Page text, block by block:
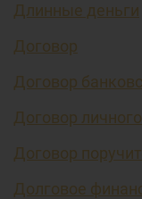
Длинные деньги
Договор
Договор
Договор
Договор
Долговое